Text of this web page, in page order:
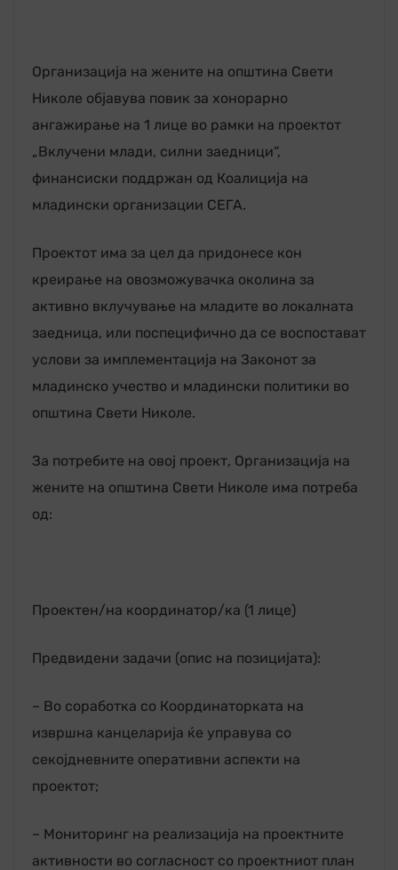
Организација на жените на општина Свети
Николе објавува повик за хонорарно
ангажирање на 1 лице во рамки на проектот
„Вклучени млади, силни заедници“,
финансиски поддржан од Коалиција на
младински организации СЕГА.
Проектот има за цел да придонесе кон
креирање на овозможувачка околина за
активно вклучување на младите во локалната
заедница, или поспецифично да се воспостават
услови за имплементација на Законот за
младинско учество и младински политики во
општина Свети Николе.
За потребите на овој проект, Организација на
жените на општина Свети Николе има потреба
од:
Проектен/на координатор/ка (1 лице)
Предвидени задачи (опис на позицијата):
– Во соработка со Координаторката на
извршна канцеларија ќе управува со
секојдневните оперативни аспекти на
проектот;
– Мониторинг на реализација на проектните
активности во согласност со проектниот план